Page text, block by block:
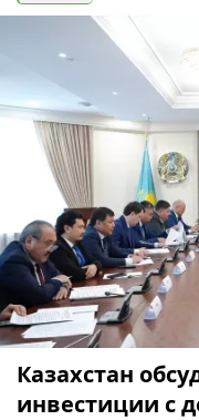
Казахстан
инвестиции с